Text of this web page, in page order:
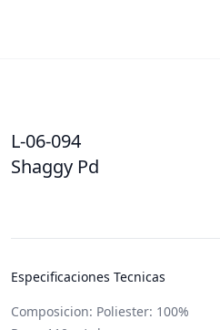
L-06-094
Shaggy Pd
Especificaciones Tecnicas
Composicion: Poliester: 100%